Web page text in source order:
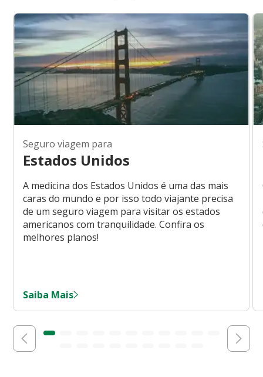
Seguro viagem para
Estados Unidos
A medicina dos Estados Unidos é uma das mais
caras do mundo e por isso todo viajante precisa
de um seguro viagem para visitar os estados
americanos com tranquilidade. Confira os
melhores planos!
Saiba Mais